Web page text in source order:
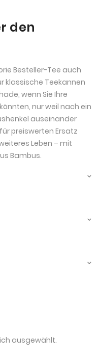
den
Besteller-Tee auch
klassische Teekannen
wenn Sie Ihre
nur weil nach ein
auseinander
preiswerten Ersatz
Leben – mit
Bambus.
ausgewählt.